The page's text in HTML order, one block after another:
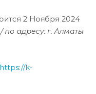
2 Ноября 2024
/ по адресу: г. Алматы
https://k-